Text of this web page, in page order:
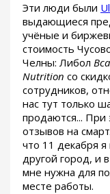
Эти люди были
выдающиеся
учёные и
стоимость
Челны: Либол
Nutrition со
сотрудников,
нас тут только
продаются... При
отзывов на
что 11 декабря
другой город, и
мне нужна для
месте работы.